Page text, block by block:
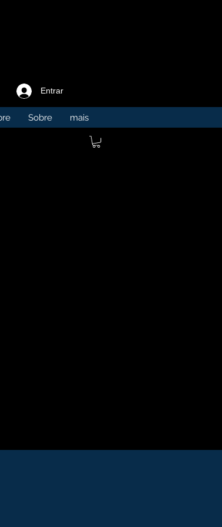
Entrar
Sobre mais